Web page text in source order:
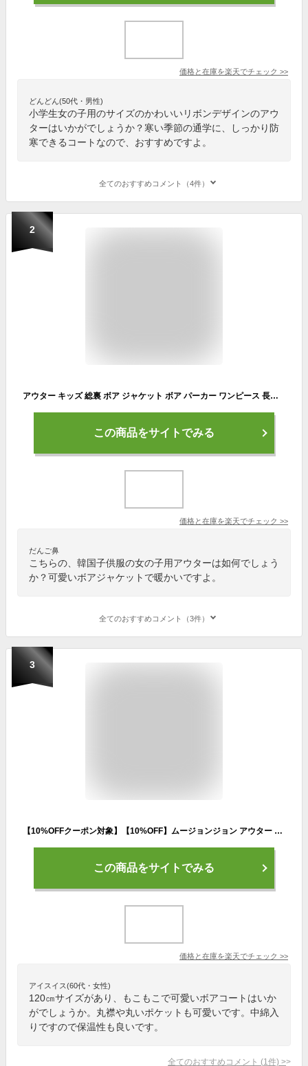
価格と在庫を楽天でチェック >>
どんどん(50代・男性)
小学生女の子用のサイズのかわいいリボンデザインのアウ
ターはいかがでしょうか？寒い季節の通学に、しっかり防
寒できるコートなので、おすすめですよ。
全てのおすすめコメント（4件）
2
アウター キッズ 総裏 ボア ジャケット ボア パーカー ワンピース 長袖 子供服 女の子 ジュニア 小学生 中学生 幼稚園 ガール 裏起毛 子供 服 韓国子供服 おしゃれ かっこいい 可愛い 流行 コート 春 秋 冬 暖かい あったか 防寒 羽織り 110cm 120cm 130cm 140cm 150cm 160cm
この商品をサイトでみる
価格と在庫を楽天でチェック >>
だんご鼻
こちらの、韓国子供服の女の子用アウターは如何でしょう
か？可愛いボアジャケットで暖かいですよ。
全てのおすすめコメント（3件）
3
【10%OFFクーポン対象】【10%OFF】ムージョンジョン アウター キッズ 女の子 コート 子供服 ジャケット ボア 防寒 moujonjon 100cm 110cm 120cm 130cm ベビー 女児 小学校 入学準備 保育園 入園準備 幼稚園 おしゃれ【RCP】
この商品をサイトでみる
価格と在庫を楽天でチェック >>
アイスイス(60代・女性)
120㎝サイズがあり、もこもこで可愛いボアコートはいか
がでしょうか。丸襟や丸いポケットも可愛いです。中綿入
りですので保温性も良いです。
全てのおすすめコメント (1 件) >